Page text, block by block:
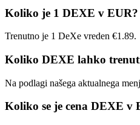
Koliko je 1 DEXE v EUR?
Trenutno je 1 DeXe vreden €1.89.
Koliko DEXE lahko
Na podlagi našega aktualnega
Koliko se je cena DEXE v